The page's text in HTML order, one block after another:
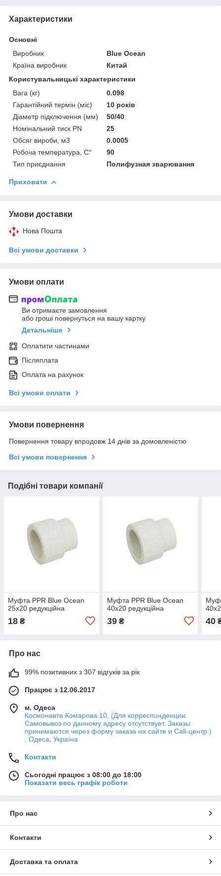
Характеристики
Основні
Виробник
Blue Ocean
Країна виробник
Китай
Користувальницькі характеристики
Вага (кг)
0.098
Гарантійний термін (міс)
10 років
Діаметр підключення (мм)
50/40
Номінальний тиск PN
25
Обсяг вироби, м3
0.0005
Робоча температура, C°
90
Тип приєднання
Полифузная зварювання
Приховати
Умови доставки
Нова Пошта
Всі умови доставки
Умови оплати
Ви отримаєте замовлення
або гроші повернуться на вашу картку
Детальніше
Оплатити частинами
Післяплата
Оплата на рахунок
Всі умови оплати
Умови повернення
Повернення товару впродовж 14 днів за домовленістю
Всі умови повернення
Подібні товари компанії
Муфта PPR Blue Ocean
25х20 редукційна
18 ₴
Муфта PPR Blue Ocean
40х20 редукційна
39₴ 40
Про нас
99% позитивних з 307 відгуків за рік
Працює з 12.06.2017
м. Одеса
Космонавта Комарова 10, (Для корреспонденции.
Самовывоз по данному адресу отсутствует. Заказы
принимаются через форму заказа на сайте и Call-центр.)
, Одеса, Україна
Контакти
Сьогодні працює з 08:00 до 18:00
Показати весь графік роботи
Про нас
Контакти
Доставка та оплата